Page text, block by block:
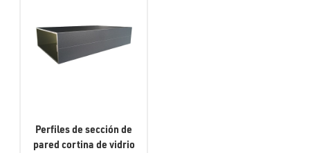
Perfiles de sección de
pared cortina de vidrio